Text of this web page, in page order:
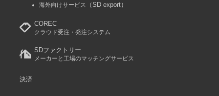
海外向けサービス
（SD export）
COREC
クラウド受注・発注システム
SDファクトリー
メーカーと工場のマッチングサービス
決済